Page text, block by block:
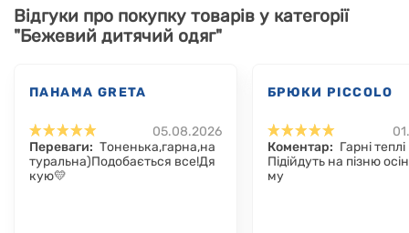
Відгуки про покупку товарів у категорії
"Бежевий дитячий одяг"
ПАНАМА GRETA
05.08.2026
Переваги: Тоненька,гарна,на
туральна)Подобається все!Дя
кую💛
БРЮКИ PICCOLO
Коментар: Гарні
Підійдуть на пізню
му